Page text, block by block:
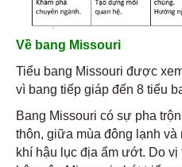
Về bang Missouri
Tiểu bang Missouri được
vì bang tiếp giáp đến 8 tiểu
Bang Missouri có sự pha
thôn, giữa mùa đông lạnh và
khí hậu lục địa ẩm ướt. Do